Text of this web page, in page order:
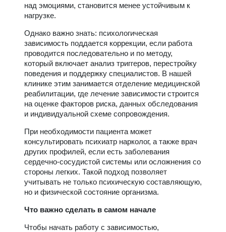
над эмоциями, становится менее устойчивым к
нагрузке.
Однако важно знать: психологическая
зависимость поддается коррекции, если работа
проводится последовательно и по методу,
который включает анализ триггеров, перестройку
поведения и поддержку специалистов. В нашей
клинике этим занимается отделение медицинской
реабилитации, где лечение зависимости строится
на оценке факторов риска, данных обследования
и индивидуальной схеме сопровождения.
При необходимости пациента может
консультировать психиатр нарколог, а также врач
других профилей, если есть заболевания
сердечно-сосудистой системы или осложнения со
стороны легких. Такой подход позволяет
учитывать не только психическую составляющую,
но и физической состояние организма.
Что важно сделать в самом начале
Чтобы начать работу с зависимостью,